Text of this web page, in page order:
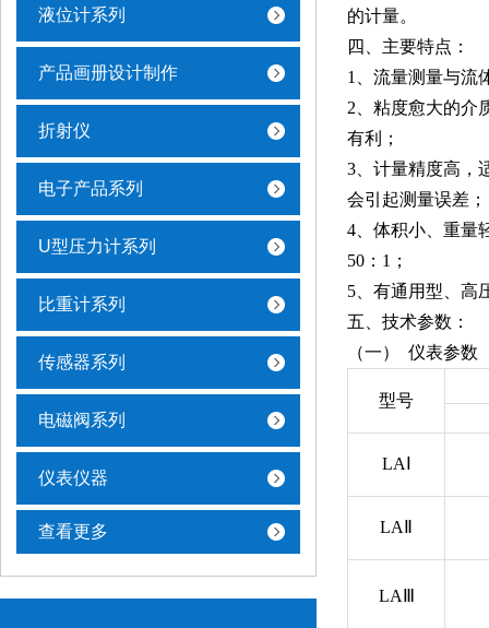
液位计系列
产品画册设计制作
折射仪
电子产品系列
U型压力计系列
比重计系列
传感器系列
电磁阀系列
仪表仪器
查看更多
的计量。
四、主要特点：
1、流量测量与流
2、粘度愈大的介
有利；
3、计量精度高，
会引起测量误差；
4、体积小、重量
50：1；
5、有通用型、高
五、技术参数：
（一）
仪表参数
型号
LA
LA
LA